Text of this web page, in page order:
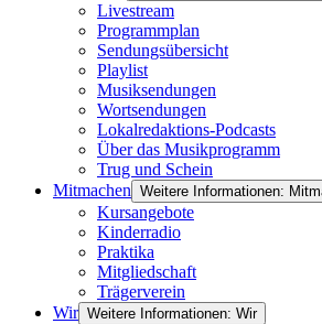
Livestream
Programmplan
Sendungsübersicht
Playlist
Musiksendungen
Wortsendungen
Lokalredaktions-Podcasts
Über das Musikprogramm
Trug und Schein
Mitmachen Weitere Informationen:
Kursangebote
Kinderradio
Praktika
Mitgliedschaft
Trägerverein
Wir Weitere Informationen: Wir